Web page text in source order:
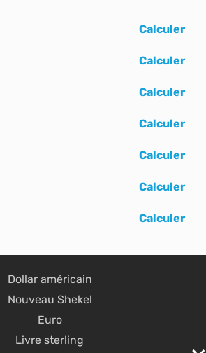
Calculer
Calculer
Calculer
Calculer
Calculer
Calculer
Calculer
Dollar américain
Nouveau Shekel
Euro
Livre sterling